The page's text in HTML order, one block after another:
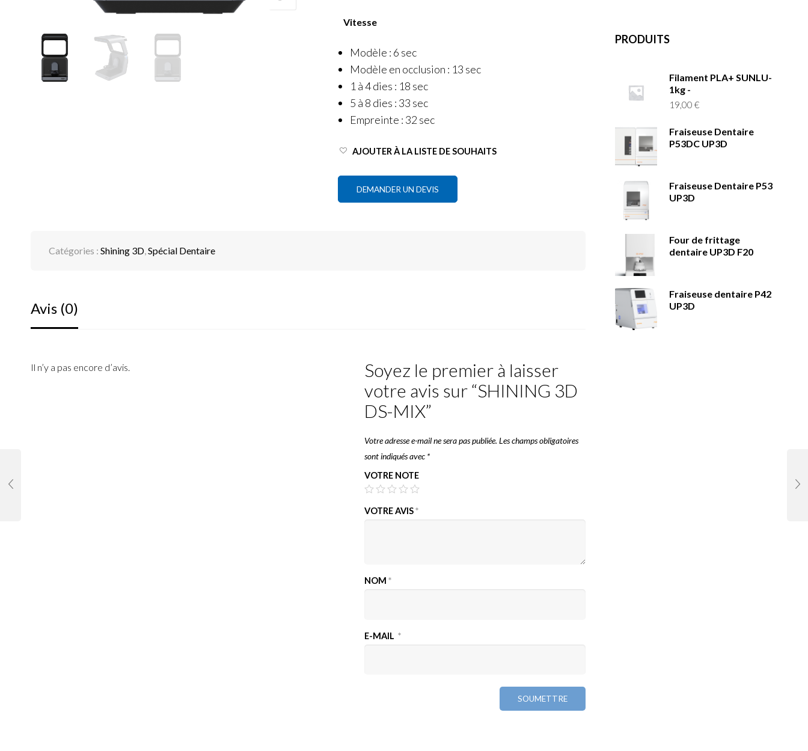
PRODUITS
Filament PLA+ SUNLU-
1kg -
19,00 €
Fraiseuse Dentaire
P53DC UP3D
Fraiseuse Dentaire P53
UP3D
Four de frittage
dentaire UP3D F20
Fraiseuse dentaire P42
UP3D
Vitesse
Modèle : 6 sec
Modèle en occlusion : 13 sec
1 à 4 dies : 18 sec
5 à 8 dies : 33 sec
Empreinte : 32 sec
AJOUTER À LA LISTE DE SOUHAITS
DEMANDER UN DEVIS
Catégories : Shining 3D,Spécial Dentaire
Avis (0)
Il n’y a pas encore d’avis.
Soyez le premier à laisser
votre avis sur “SHINING 3D
DS-MIX”
Votre adresse e-mail ne sera pas publiée. Les champs obligatoires
sont indiqués avec *
VOTRE NOTE
VOTRE AVIS*
NOM*
E-MAIL*